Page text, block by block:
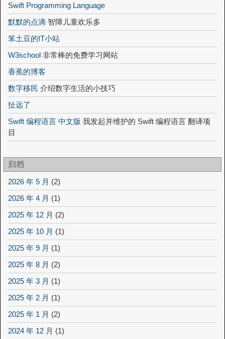
Swift Programming Language
默默的点滴 智障儿童欢乐多
笨土豆的IT小站
W3school 非常棒的免费学习网站
香蕉的博客
数字移民 介绍数字生活的小技巧
扯远了
Swift 编程语言 中文版 我发起并维护的 Swift 编程语言 翻译项
目
归档
2026 年 5 月 (2)
2026 年 4 月 (1)
2025 年 12 月 (2)
2025 年 10 月 (1)
2025 年 9 月 (1)
2025 年 8 月 (2)
2025 年 3 月 (1)
2025 年 2 月 (1)
2025 年 1 月 (2)
2024 年 12 月 (1)